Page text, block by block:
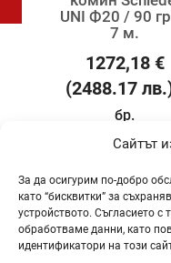
Сайтът
За да осигурим по-добро
като “бисквитки” за
устройството. Съгласието с
обработваме данни, като
идентификатори на този
UNI Ф20 / 90
7 м.
1272,18 €
(2488.17
бр.